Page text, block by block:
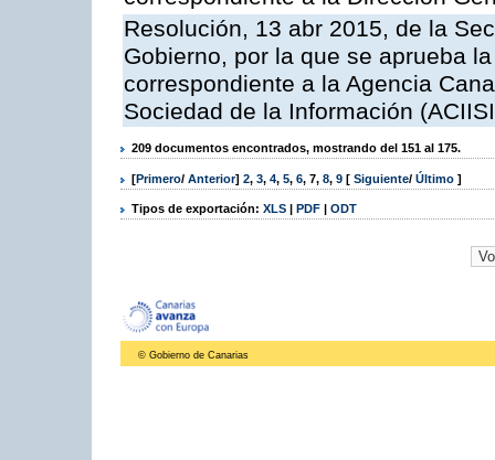
Resolución, 13 abr 2015, de la
Gobierno, por la que se aprueba
correspondiente a la Agencia
Sociedad de la Información
209 documentos encontrados, mostrando del 151 al 175.
[Primero/ Anterior] 2, 3, 4, 5, 6, 7, 8, 9 [ Siguiente/ Último ]
Tipos de exportación: XLS | PDF | ODT
© Gobierno de Canarias